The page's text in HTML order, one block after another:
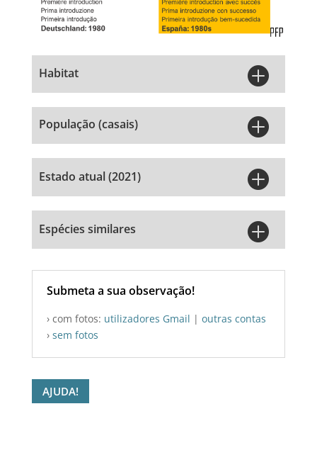
Habitat 
População (casais) 
Estado atual (2021) 
Espécies similares 
Submeta a sua observação!
› com fotos: utilizadores Gmail | outras contas
› sem fotos
AJUDA!